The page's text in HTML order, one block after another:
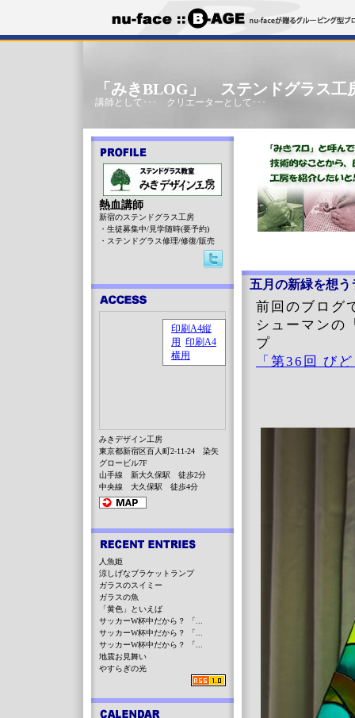
「みきBLOG」 ステンドグラス工
講師として･･･ クリエーターとして･･･
五月の新緑を想う
前回のブログ
シューマンの
プ
「第36回 び
熱血講師
新宿のステンドグラス工房
・生徒募集中/見学随時(要予約)
・ステンドグラス修理/修復/販売
みきデザイン工房
東京都新宿区百人町2-11-24 染矢
グロービル7F
山手線 新大久保駅 徒歩2分
中央線 大久保駅 徒歩4分
人魚姫
涼しげなブラケットランプ
ガラスのスイミー
ガラスの魚
「黄色」といえば
サッカーW杯中だから？ 「...
サッカーW杯中だから？ 「...
サッカーW杯中だから？ 「...
地震お見舞い
やすらぎの光